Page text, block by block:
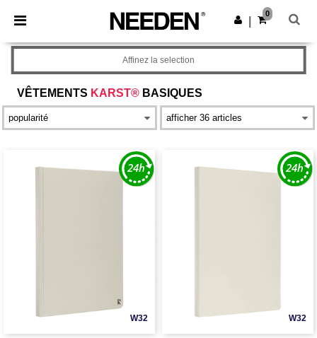
× Appli Needen
Meilleurs prix sur l’app !
Obtenir l'appli
0
VÊTEMENTS KARST® BASIQUES
Affinez la selection
W32 W32